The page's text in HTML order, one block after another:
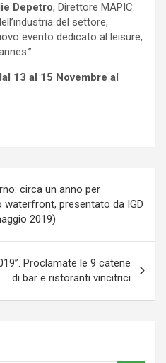
Depetro, Direttore MAPIC.
del settore,
evento dedicato al leisure,
13 al 15 Novembre al
circa un anno per
waterfront, presentato da IGD
2019)
Proclamate le 9 catene
di bar e ristoranti vincitrici